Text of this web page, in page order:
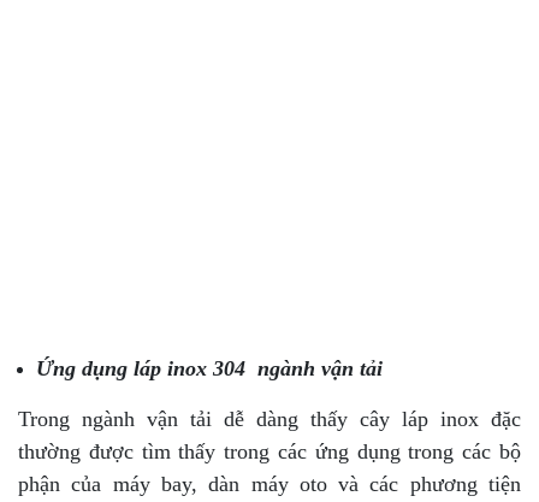
Ứng dụng láp inox 304 ngành vận tải
Trong ngành vận tải dễ dàng thấy cây láp inox đặc
thường được tìm thấy trong các ứng dụng trong các bộ
phận của máy bay, dàn máy oto và các phương tiện